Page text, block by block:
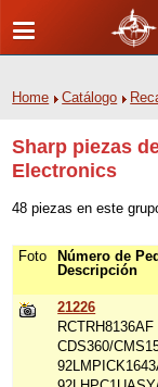
Home Catálogo
Sharp piezas
Electronics
48 piezas en este
Foto
Número de
Descripción
21226
CDS360/